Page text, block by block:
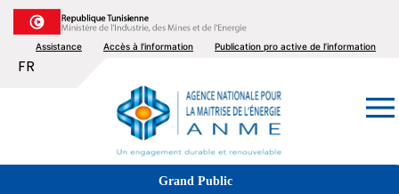
Aller
au
contenu
principal
Top
menu
Assistance Accès à l'information Publication pro active de l’information
FR
Grand Public